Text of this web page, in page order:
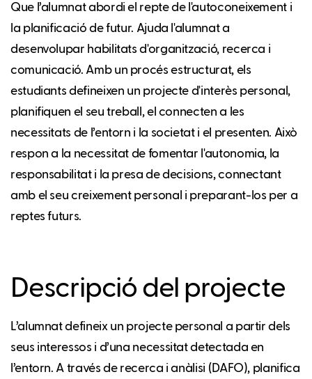
Que l’alumnat abordi el repte de l'autoconeixement i
la planificació de futur. Ajuda l'alumnat a
desenvolupar habilitats d'organització, recerca i
comunicació. Amb un procés estructurat, els
estudiants defineixen un projecte d'interès personal,
planifiquen el seu treball, el connecten a les
necessitats de l’entorn i la societat i el presenten. Això
respon a la necessitat de fomentar l'autonomia, la
responsabilitat i la presa de decisions, connectant
amb el seu creixement personal i preparant-los per a
reptes futurs.
Descripció del projecte
L’alumnat defineix un projecte personal a partir dels
seus interessos i d’una necessitat detectada en
l’entorn. A través de recerca i anàlisi (DAFO), planifica